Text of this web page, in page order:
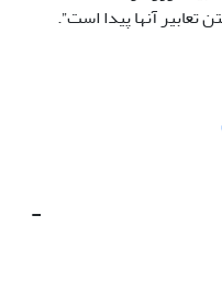
تعابیر آنها پیدا است”.
-